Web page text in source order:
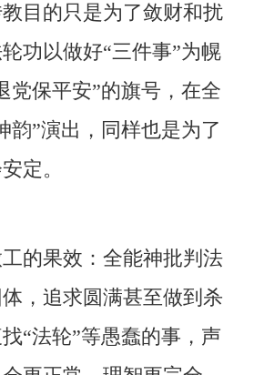
目的只是为了敛财和扰
功以做好“三件事”为幌
党保平安”的旗号，在全
韵”演出，同样也是为了
定。
果效：全能神批判法
，追求圆满甚至做到杀
“法轮”等愚蠢的事，声